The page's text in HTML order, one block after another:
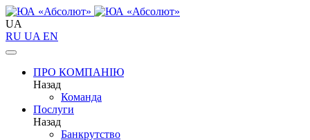
UA
RU UA EN
ПРО КОМПАНІЮ
Назад
Команда
Послуги
Назад
Банкрутство